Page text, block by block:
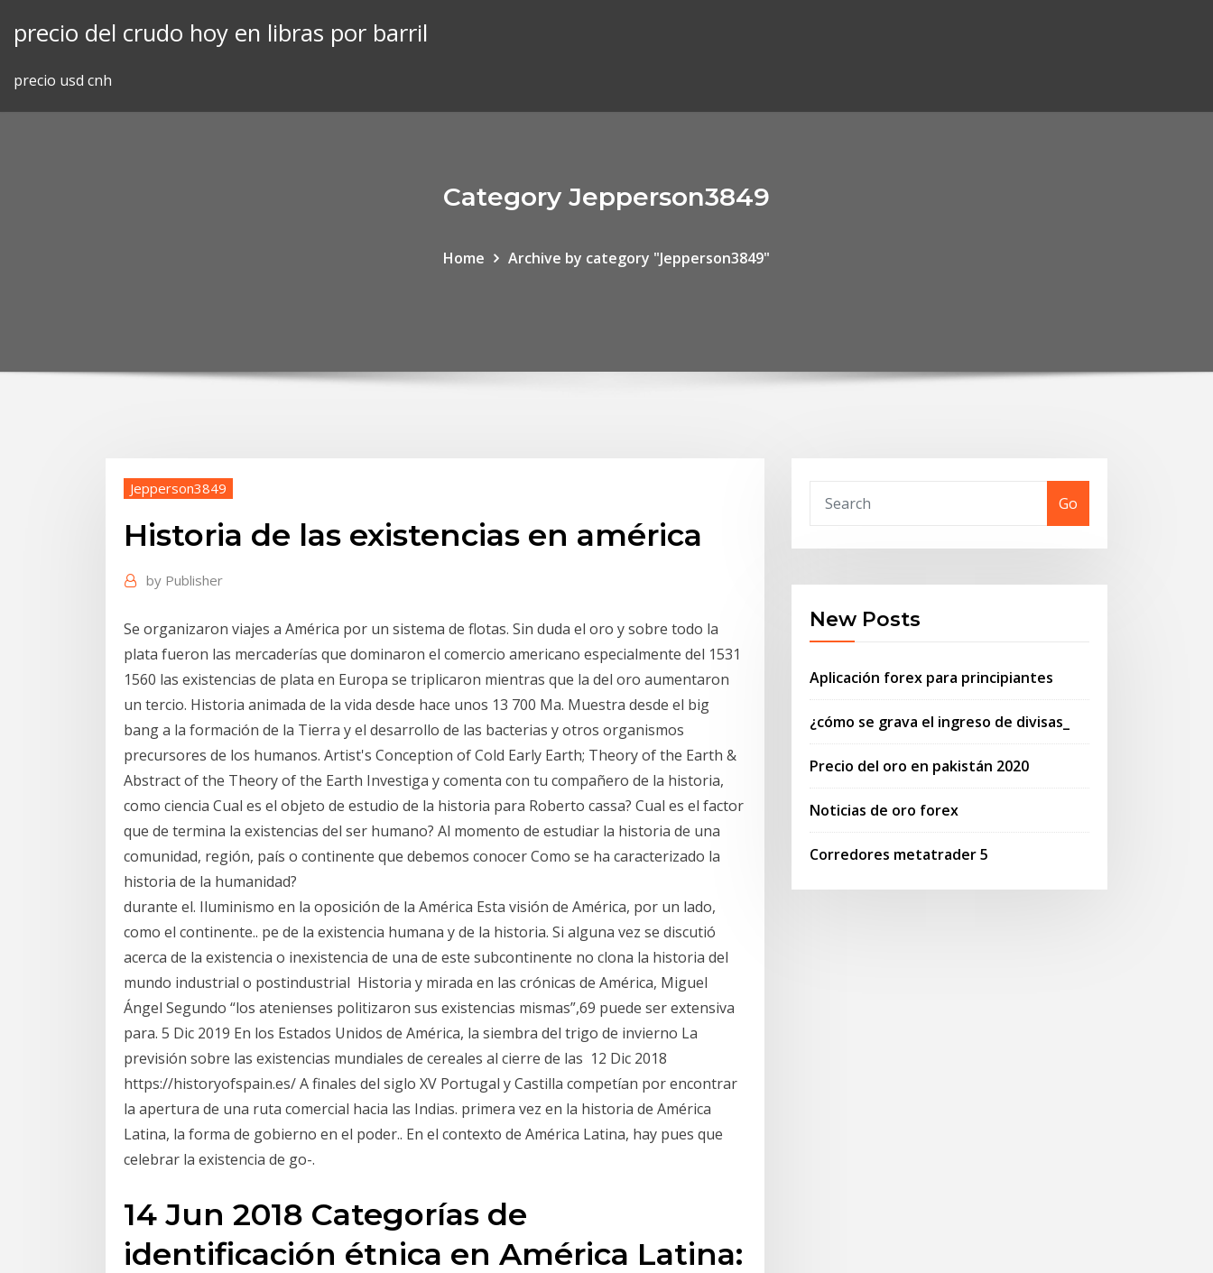
precio del crudo hoy en libras por barril
precio usd cnh
Category Jepperson3849
Home Archive by category "Jepperson3849"
Jepperson3849
Historia de las existencias en américa
by Publisher
Se organizaron viajes a América por un sistema de flotas. Sin duda el oro y sobre todo la
plata fueron las mercaderías que dominaron el comercio americano especialmente del 1531
1560 las existencias de plata en Europa se triplicaron mientras que la del oro aumentaron
un tercio. Historia animada de la vida desde hace unos 13 700 Ma. Muestra desde el big
bang a la formación de la Tierra y el desarrollo de las bacterias y otros organismos
precursores de los humanos. Artist's Conception of Cold Early Earth; Theory of the Earth &
Abstract of the Theory of the Earth Investiga y comenta con tu compañero de la historia,
como ciencia Cual es el objeto de estudio de la historia para Roberto cassa? Cual es el factor
que de termina la existencias del ser humano? Al momento de estudiar la historia de una
comunidad, región, país o continente que debemos conocer Como se ha caracterizado la
historia de la humanidad?
durante el. Iluminismo en la oposición de la América Esta visión de América, por un lado,
como el continente.. pe de la existencia humana y de la historia. Si alguna vez se discutió
acerca de la existencia o inexistencia de una de este subcontinente no clona la historia del
mundo industrial o postindustrial Historia y mirada en las crónicas de América, Miguel
Ángel Segundo “los atenienses politizaron sus existencias mismas”,69 puede ser extensiva
para. 5 Dic 2019 En los Estados Unidos de América, la siembra del trigo de invierno La
previsión sobre las existencias mundiales de cereales al cierre de las 12 Dic 2018
https://historyofspain.es/ A finales del siglo XV Portugal y Castilla competían por encontrar
la apertura de una ruta comercial hacia las Indias. primera vez en la historia de América
Latina, la forma de gobierno en el poder.. En el contexto de América Latina, hay pues que
celebrar la existencia de go-.
14 Jun 2018 Categorías de
identificación étnica en América Latina:
Go
New Posts
Aplicación forex para principiantes
¿cómo se grava el ingreso de divisas_
Precio del oro en pakistán 2020
Noticias de oro forex
Corredores metatrader 5